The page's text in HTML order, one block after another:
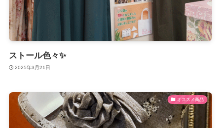
ストール色々✨
2025年3月21日
オススメ商品